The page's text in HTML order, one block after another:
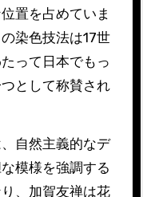
置を占めていま
染色技法は17世
って日本でもっ
として称賛され
自然主義的なデ
模様を強調する
、加賀友禅は花